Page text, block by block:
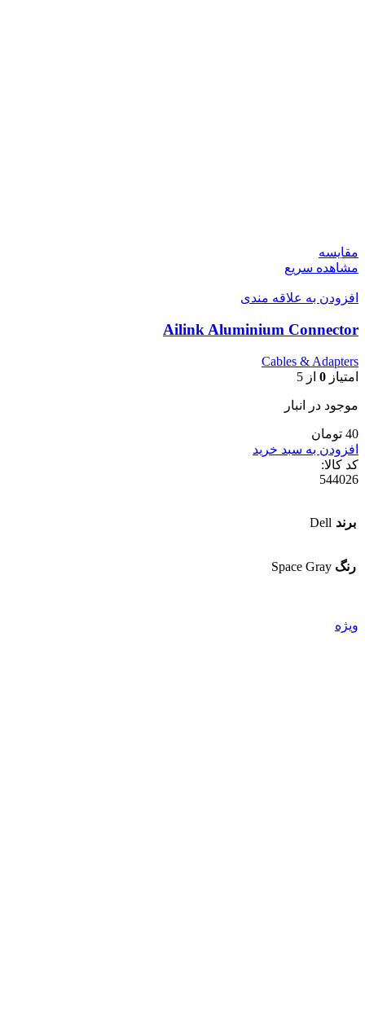
مقایسه
مشاهده سریع
افزودن به علاقه مندی
Ailink Aluminium Connector
Cables & Adapters
امتیاز 0 از 5
موجود در انبار
40 تومان
افزودن به سبد خرید
کد کالا:
544026
برند Dell
رنگ Space Gray
ویژه